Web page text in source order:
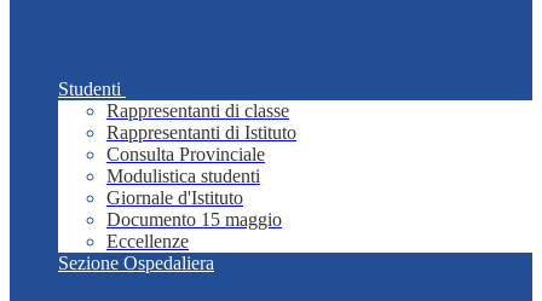
Studenti
Rappresentanti di classe
Rappresentanti di Istituto
Consulta Provinciale
Modulistica studenti
Giornale d'Istituto
Documento 15 maggio
Eccellenze
Sezione Ospedaliera